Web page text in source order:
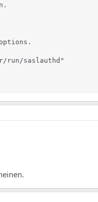
run/saslauthd"